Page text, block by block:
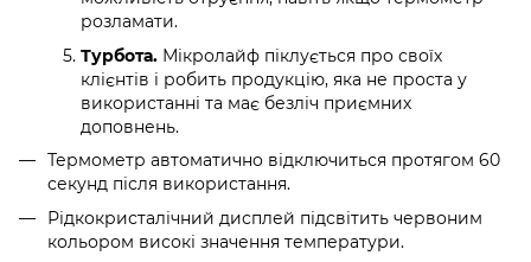
розламати.
Турбота. Мікролайф піклується про своїх
клієнтів і робить продукцію, яка не проста у
використанні та має безліч приємних
доповнень.
Термометр автоматично відключиться протягом 60
секунд після використання.
Рідкокристалічний дисплей підсвітить червоним
кольором високі значення температури.